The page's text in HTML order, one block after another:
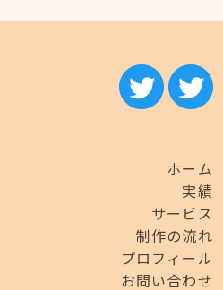
ホーム
実績
サービス
制作の流れ
プロフィール
お問い合わせ